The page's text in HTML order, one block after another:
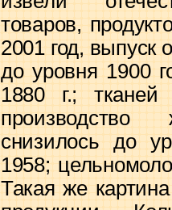
товаров,
2001 год, выпуск
до уровня 1900
1880 г.;
снизилось до
1958;
Такая же